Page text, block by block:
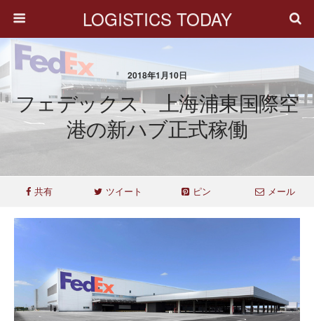
LOGISTICS TODAY
2018年1月10日
フェデックス、上海浦東国際空
港の新ハブ正式稼働
共有 ツイート ピン メール